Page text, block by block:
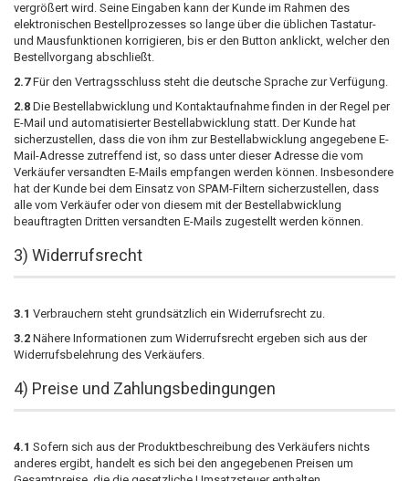
vergrößert wird. Seine Eingaben kann der Kunde im Rahmen des
elektronischen Bestellprozesses so lange über die üblichen Tastatur-
und Mausfunktionen korrigieren, bis er den Button anklickt, welcher den
Bestellvorgang abschließt.
2.7Für den Vertragsschluss steht die deutsche Sprache zur Verfügung.
2.8 Die Bestellabwicklung und Kontaktaufnahme finden in der Regel per
E-Mail und automatisierter Bestellabwicklung statt. Der Kunde hat
sicherzustellen, dass die von ihm zur Bestellabwicklung angegebene E-
Mail-Adresse zutreffend ist, so dass unter dieser Adresse die vom
Verkäufer versandten E-Mails empfangen werden können. Insbesondere
hat der Kunde bei dem Einsatz von SPAM-Filtern sicherzustellen, dass
alle vom Verkäufer oder von diesem mit der Bestellabwicklung
beauftragten Dritten versandten E-Mails zugestellt werden können.
3) Widerrufsrecht
3.1 Verbrauchern steht grundsätzlich ein Widerrufsrecht zu.
3.2 Nähere Informationen zum Widerrufsrecht ergeben sich aus der
Widerrufsbelehrung des Verkäufers.
4) Preise und Zahlungsbedingungen
4.1 Sofern sich aus der Produktbeschreibung des Verkäufers nichts
anderes ergibt, handelt es sich bei den angegebenen Preisen um